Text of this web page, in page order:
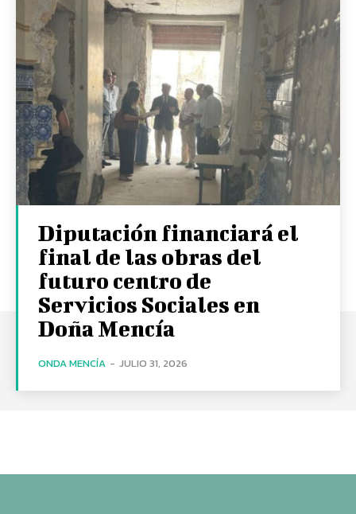
Diputación financiará el
final de las obras del
futuro centro de
Servicios Sociales en
Doña Mencía
ONDA MENCÍA - JULIO 31, 2026